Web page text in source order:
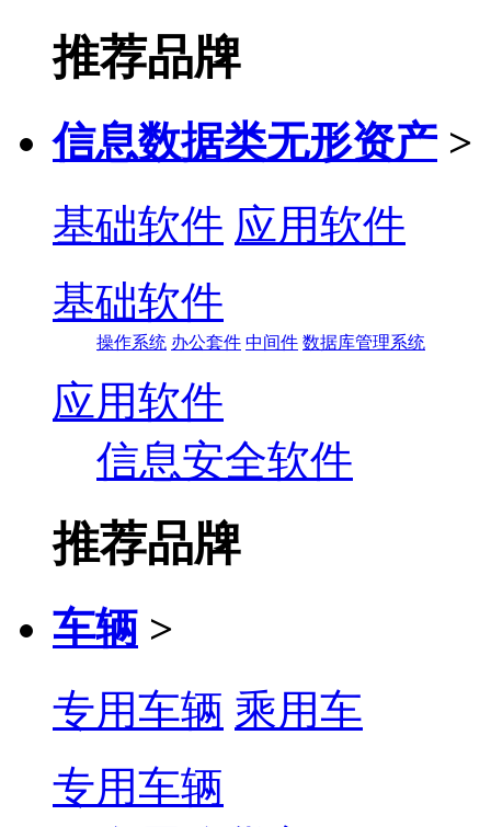
推荐品牌
信息数据类无形资产 >
基础软件 应用软件
基础软件
操作系统 办公套件 中间件 数据库管理系统
应用软件
信息安全软件
推荐品牌
车辆 >
专用车辆 乘用车
专用车辆